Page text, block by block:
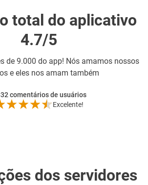
total do aplicativo
4.7/5
de 9.000 do app! Nós amamos nossos
e eles nos amam também
comentários de usuários
Excelente!
dos servidores